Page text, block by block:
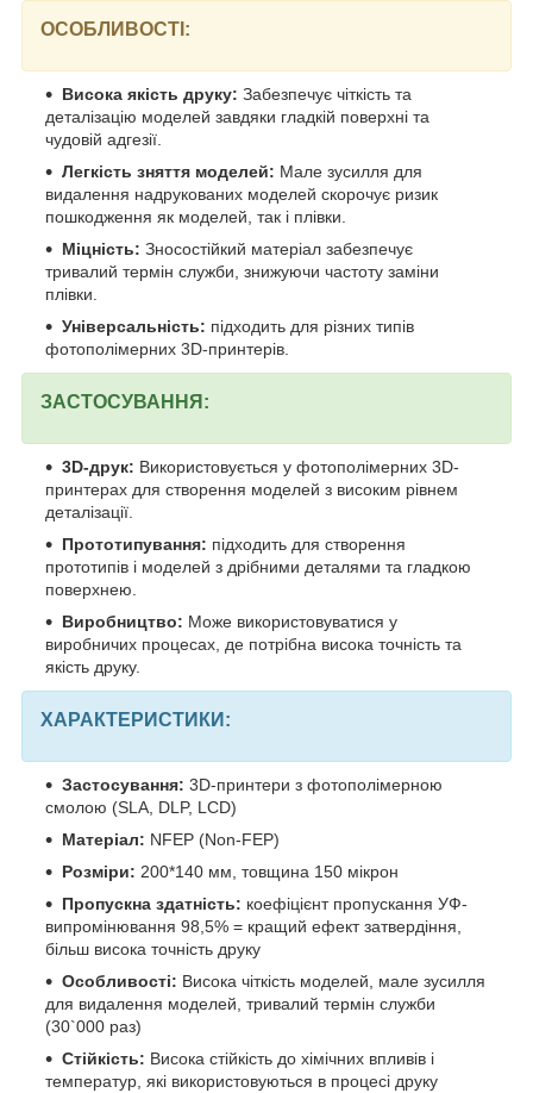
ОСОБЛИВОСТІ:
Висока якість друку: Забезпечує чіткість та
деталізацію моделей завдяки гладкій поверхні та
чудовій адгезії.
Легкість зняття моделей: Мале зусилля для
видалення надрукованих моделей скорочує ризик
пошкодження як моделей, так і плівки.
Міцність: Зносостійкий матеріал забезпечує
тривалий термін служби, знижуючи частоту заміни
плівки.
Універсальність: підходить для різних типів
фотополімерних 3D-принтерів.
ЗАСТОСУВАННЯ:
3D-друк: Використовується у фотополімерних 3D-
принтерах для створення моделей з високим рівнем
деталізації.
Прототипування: підходить для створення
прототипів і моделей з дрібними деталями та гладкою
поверхнею.
Виробництво: Може використовуватися у
виробничих процесах, де потрібна висока точність та
якість друку.
ХАРАКТЕРИСТИКИ:
Застосування: 3D-принтери з фотополімерною
смолою (SLA, DLP, LCD)
Матеріал: NFEP (Non-FEP)
Розміри: 200*140 мм, товщина 150 мікрон
Пропускна здатність: коефіцієнт пропускання УФ-
випромінювання 98,5% = кращий ефект затвердіння,
більш висока точність друку
Особливості: Висока чіткість моделей, мале зусилля
для видалення моделей, тривалий термін служби
(30`000 раз)
Стійкість: Висока стійкість до хімічних впливів і
температур, які використовуються в процесі друку